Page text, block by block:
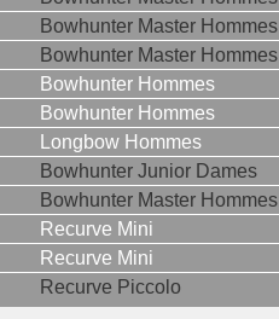
Bowhunter Master Hommes
Bowhunter Master Hommes
Bowhunter Hommes
Bowhunter Hommes
Longbow Hommes
Bowhunter Junior Dames
Bowhunter Master Hommes
Recurve Mini
Recurve Mini
Recurve Piccolo